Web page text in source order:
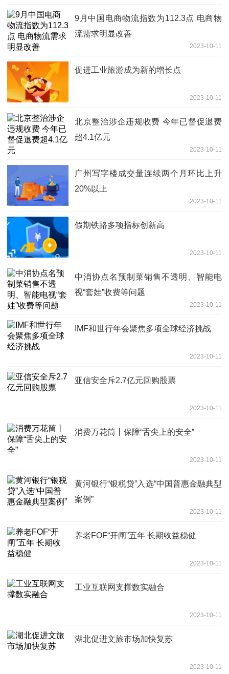
9月中国电商物流指数为112.3点 电商物
流需求明显改善
2023-10-11
促进工业旅游成为新的增长点
2023-10-11
北京整治涉企违规收费 今年已督促退费
超4.1亿元
2023-10-11
广州写字楼成交量连续两个月环比上升
20%以上
2023-10-11
假期铁路多项指标创新高
2023-10-11
中消协点名预制菜销售不透明、智能电
视“套娃”收费等问题
2023-10-11
IMF和世行年会聚焦多项全球经济挑战
2023-10-11
亚信安全斥2.7亿元回购股票
2023-10-11
消费万花筒丨保障“舌尖上的安全”
2023-10-11
黄河银行“银税贷”入选“中国普惠金融典型
案例”
2023-10-11
养老FOF“开闸”五年 长期收益稳健
2023-10-11
工业互联网支撑数实融合
2023-10-11
湖北促进文旅市场加快复苏
2023-10-11